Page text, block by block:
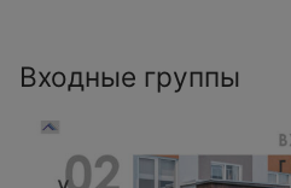
Входные группы